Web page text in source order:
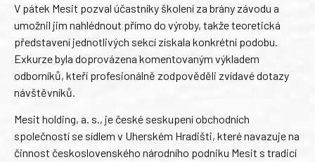
V pátek Mesit pozval účastníky školení za brány závodu a
umožnil jim nahlédnout přímo do výroby, takže teoretická
představení jednotlivých sekcí získala konkrétní podobu.
Exkurze byla doprovázena komentovaným výkladem
odborníků, kteří profesionálně zodpověděli zvídavé dotazy
návštěvníků.
Mesit holding, a. s., je české seskupení obchodních
společností se sídlem v Uherském Hradišti, které navazuje na
činnost československého národního podniku Mesit s tradicí